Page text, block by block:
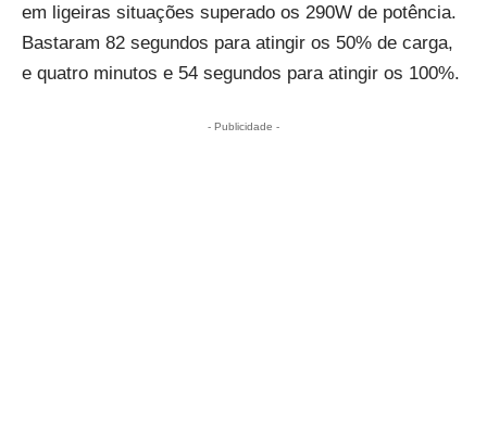
em ligeiras situações superado os 290W de potência.
Bastaram 82 segundos para atingir os 50% de carga,
e quatro minutos e 54 segundos para atingir os 100%.
- Publicidade -